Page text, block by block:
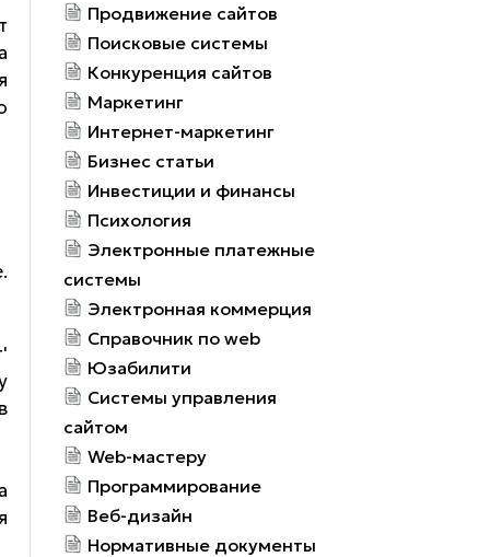
Продвижение сайтов
Поисковые системы
Конкуренция сайтов
Маркетинг
Интернет-маркетинг
Бизнес статьи
Инвестиции и финансы
Психология
Электронные платежные
системы
Электронная коммерция
Справочник по web
Юзабилити
Системы управления
сайтом
Web-мастеру
Программирование
Веб-дизайн
Нормативные документы